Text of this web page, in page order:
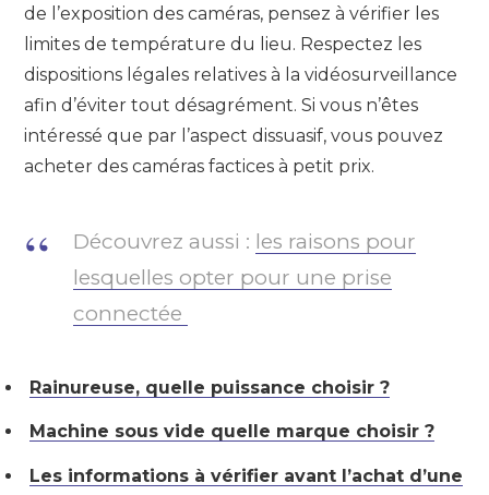
de l’exposition des caméras, pensez à vérifier les
limites de température du lieu. Respectez les
dispositions légales relatives à la vidéosurveillance
afin d’éviter tout désagrément. Si vous n’êtes
intéressé que par l’aspect dissuasif, vous pouvez
acheter des caméras factices à petit prix.
Découvrez aussi : les raisons pour
lesquelles opter pour une prise
connectée
Rainureuse, quelle puissance choisir ?
Machine sous vide quelle marque choisir ?
Les informations à vérifier avant l’achat d’une